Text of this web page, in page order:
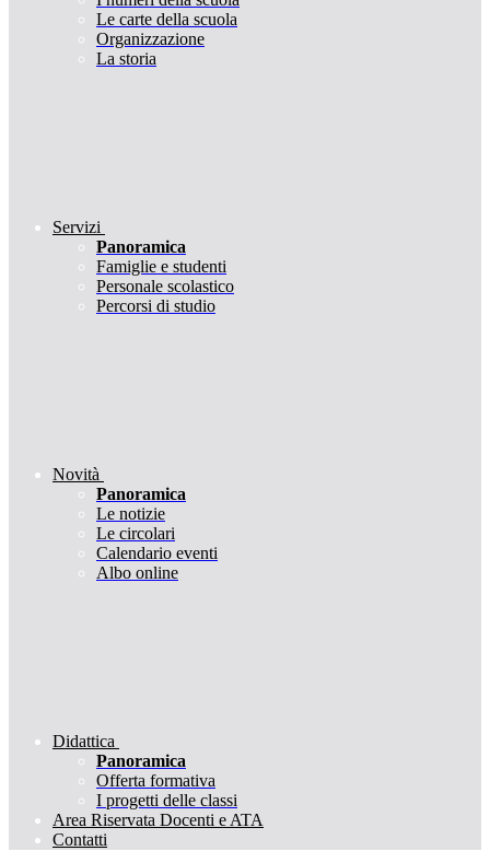
Le carte della scuola
Organizzazione
La storia
Servizi
Panoramica
Famiglie e studenti
Personale scolastico
Percorsi di studio
Novità
Panoramica
Le notizie
Le circolari
Calendario eventi
Albo online
Didattica
Panoramica
Offerta formativa
I progetti delle classi
Area Riservata Docenti e ATA
Contatti